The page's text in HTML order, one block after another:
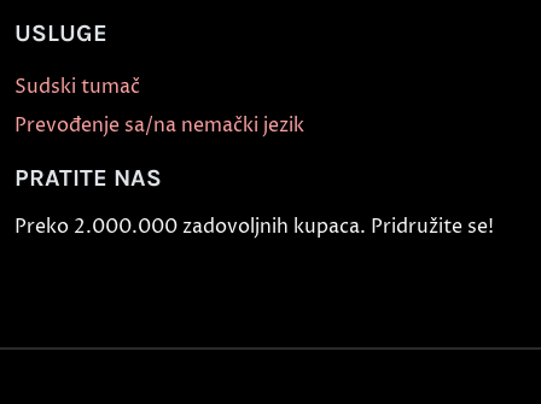
USLUGE
Sudski tumač
Prevođenje sa/na nemački jezik
PRATITE NAS
Preko 2.000.000 zadovoljnih kupaca. Pridružite se!